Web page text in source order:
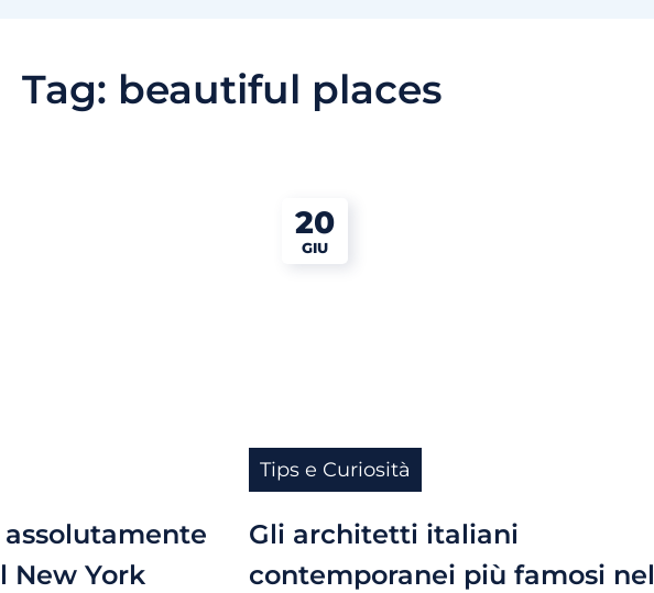
Tag: beautiful places
New York
20
GIU
Tips e Curiosità
Gli architetti italiani
contemporanei più famosi nel